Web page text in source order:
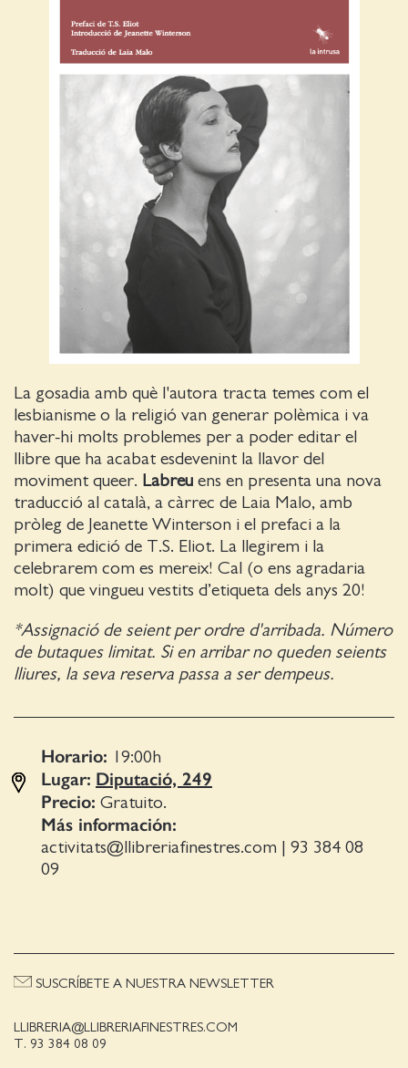
La gosadia amb què l'autora tracta temes com el
lesbianisme o la religió van generar polèmica i va
haver-hi molts problemes per a poder editar el
llibre que ha acabat esdevenint la llavor del
moviment queer. Labreu ens en presenta una nova
traducció al català, a càrrec de Laia Malo, amb
pròleg de Jeanette Winterson i el prefaci a la
primera edició de T.S. Eliot. La llegirem i la
celebrarem com es mereix! Cal (o ens agradaria
molt) que vingueu vestits d’etiqueta dels anys 20!
*Assignació de seient per ordre d'arribada. Número
de butaques limitat. Si en arribar no queden seients
lliures, la seva reserva passa a ser dempeus.
Horario: 19:00h
Lugar: Diputació, 249
Precio: Gratuito.
Más información:
activitats@llibreriafinestres.com | 93 384 08
09
LLIBRERIA@LLIBRERIAFINESTRES.COM
T. 93 384 08 09
SUSCRÍBETE A NUESTRA NEWSLETTER